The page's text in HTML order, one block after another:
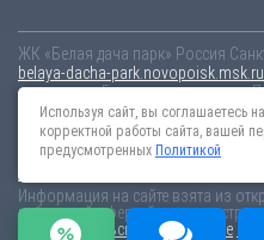
ЖК «Белая дача парк» Россия
belaya-dacha-park.novopoisk.msk.ru
комплексе «Белая дача парк» от
застройщик»» в г. Котельники.
7.44 млн рублей!
Информация на сайте взята из
публичной офертой и
Пользовательское соглашение
Используя сайт, вы соглашаетесь
корректной работы сайта, вашей
предусмотренных Политикой